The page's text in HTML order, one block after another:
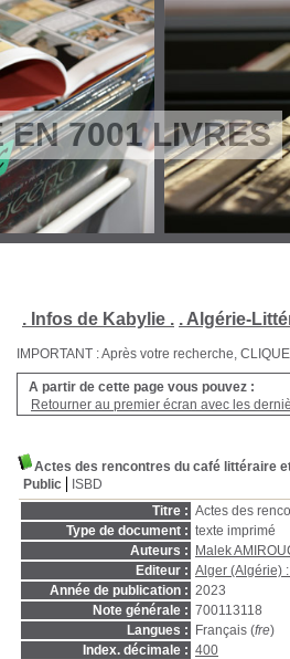
7001 LIVRES
. Infos de Kabylie . . Algérie-
IMPORTANT : Après votre recherche,
A partir de cette page vous pouvez :
Retourner au premier écran avec les
Actes des rencontres du café littéraire
Public
ISBD
Titre : Actes des
Type de document : texte imprimé
Auteurs :
Malek
Editeur : Alger (Algérie)
Année de publication : 2023
Note générale : 700113118
Langues :
Français (fre)
Index. décimale : 400